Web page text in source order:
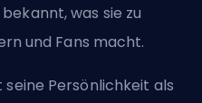
was sie zu
und Fans macht.
Persönlichkeit als